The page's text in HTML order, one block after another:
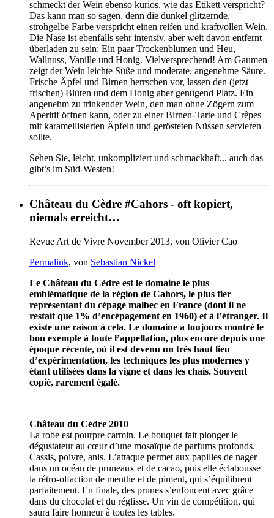
schmeckt der Wein ebenso kurios, wie das Etikett verspricht?
Das kann man so sagen, denn die dunkel glitzernde,
strohgelbe Farbe verspricht einen reifen und kraftvollen Wein.
Die Nase ist ebenfalls sehr intensiv, aber weit davon entfernt
überladen zu sein: Ein paar Trockenblumen und Heu,
Wallnuss, Vanille und Honig. Vielversprechend! Am Gaumen
zeigt der Wein leichte Süße und moderate, angenehme Säure.
Frische Äpfel und Birnen herrschen vor, lassen den (jetzt
frischen) Blüten und dem Honig aber genügend Platz. Ein
angenehm zu trinkender Wein, den man ohne Zögern zum
Aperitif öffnen kann, oder zu einer Birnen-Tarte und Crêpes
mit karamellisierten Äpfeln und gerösteten Nüssen servieren
sollte.
Sehen Sie, leicht, unkompliziert und schmackhaft... auch das
gibt’s im Süd-Westen!
Château du Cèdre #Cahors - oft kopiert,
niemals erreicht…
Revue Art de Vivre November 2013, von Olivier Cao
Permalink, von Sebastian Nickel
Le Château du Cèdre est le domaine le plus
emblématique de la région de Cahors, le plus fier
représentant du cépage malbec en France (dont il ne
restait que 1% d’encépagement en 1960) et à l’étranger. Il
existe une raison à cela. Le domaine a toujours montré le
bon exemple à toute l’appellation, plus encore depuis une
époque récente, où il est devenu un très haut lieu
d’expérimentation, les techniques les plus modernes y
étant utilisées dans la vigne et dans les chais. Souvent
copié, rarement égalé.
Château du Cèdre 2010
La robe est pourpre carmin. Le bouquet fait plonger le
dégustateur au cœur d’une mosaïque de parfums profonds.
Cassis, poivre, anis. L’attaque permet aux papilles de nager
dans un océan de pruneaux et de cacao, puis elle éclabousse
la rétro-olfaction de menthe et de piment, qui s’équilibrent
parfaitement. En finale, des prunes s’enfoncent avec grâce
dans du chocolat et du réglisse. Un vin de compétition, qui
saura faire honneur à toutes les tables.